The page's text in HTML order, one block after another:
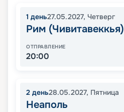
1 день27.05.2027, Четверг
Рим (Чивитавеккья)
ОТПРАВЛЕНИЕ
20:00
2 день28.05.2027, Пятница
Неаполь